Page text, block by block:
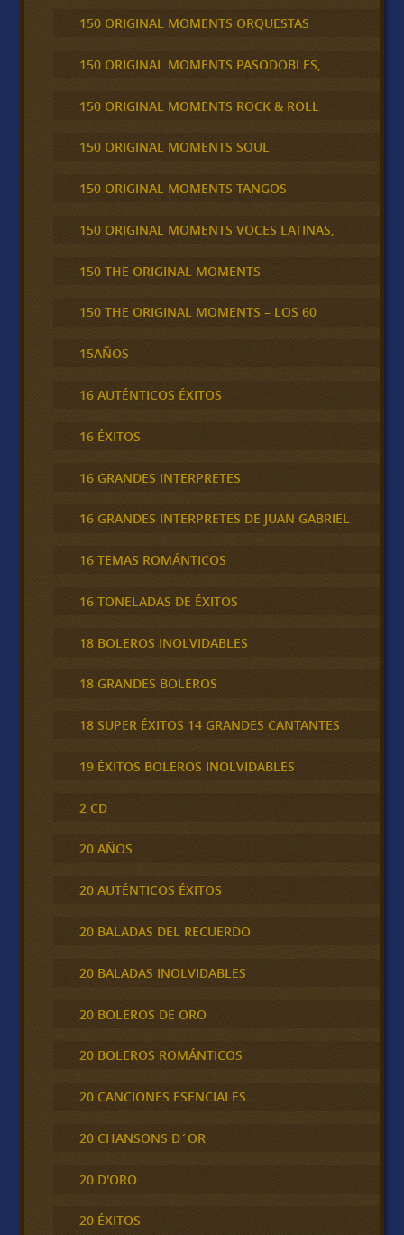
150 ORIGINAL MOMENTS ORQUESTAS
150 ORIGINAL MOMENTS PASODOBLES,
150 ORIGINAL MOMENTS ROCK & ROLL
150 ORIGINAL MOMENTS SOUL
150 ORIGINAL MOMENTS TANGOS
150 ORIGINAL MOMENTS VOCES LATINAS,
150 THE ORIGINAL MOMENTS
150 THE ORIGINAL MOMENTS – LOS 60
15AÑOS
16 AUTÉNTICOS ÉXITOS
16 ÉXITOS
16 GRANDES INTERPRETES
16 GRANDES INTERPRETES DE JUAN GABRIEL
16 TEMAS ROMÁNTICOS
16 TONELADAS DE ÉXITOS
18 BOLEROS INOLVIDABLES
18 GRANDES BOLEROS
18 SUPER ÉXITOS 14 GRANDES CANTANTES
19 ÉXITOS BOLEROS INOLVIDABLES
2 CD
20 AÑOS
20 AUTÉNTICOS ÉXITOS
20 BALADAS DEL RECUERDO
20 BALADAS INOLVIDABLES
20 BOLEROS DE ORO
20 BOLEROS ROMÁNTICOS
20 CANCIONES ESENCIALES
20 CHANSONS D´OR
20 D'ORO
20 ÉXITOS